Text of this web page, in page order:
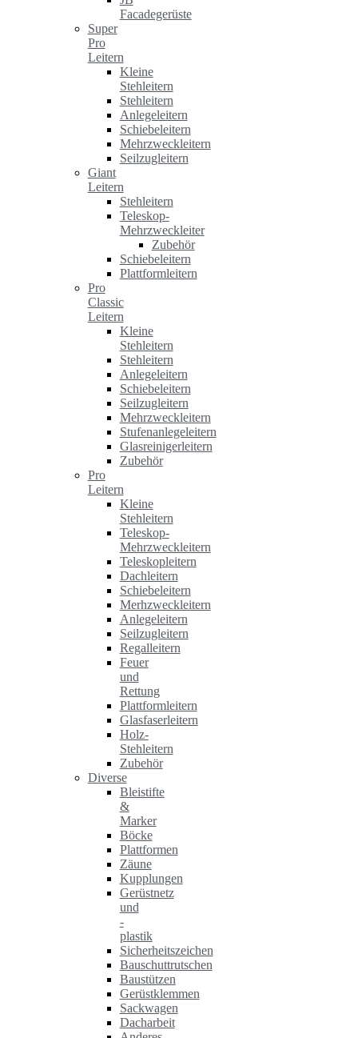
Facadegerüste
Super
Pro
Leitern
Kleine
Stehleitern
Stehleitern
Anlegeleitern
Schiebeleitern
Mehrzweckleitern
Seilzugleitern
Giant
Leitern
Stehleitern
Teleskop-
Mehrzweckleiter
Zubehör
Schiebeleitern
Plattformleitern
Pro
Classic
Leitern
Kleine
Stehleitern
Stehleitern
Anlegeleitern
Schiebeleitern
Seilzugleitern
Mehrzweckleitern
Stufenanlegeleitern
Glasreinigerleitern
Zubehör
Pro
Leitern
Kleine
Stehleitern
Teleskop-
Mehrzweckleitern
Teleskopleitern
Dachleitern
Schiebeleitern
Merhzweckleitern
Anlegeleitern
Seilzugleitern
Regalleitern
Feuer
und
Rettung
Plattformleitern
Glasfaserleitern
Holz-
Stehleitern
Zubehör
Diverse
Bleistifte
&
Marker
Böcke
Plattformen
Zäune
Kupplungen
Gerüstnetz
und
-
plastik
Sicherheitszeichen
Bauschuttrutschen
Baustützen
Gerüstklemmen
Sackwagen
Dacharbeit